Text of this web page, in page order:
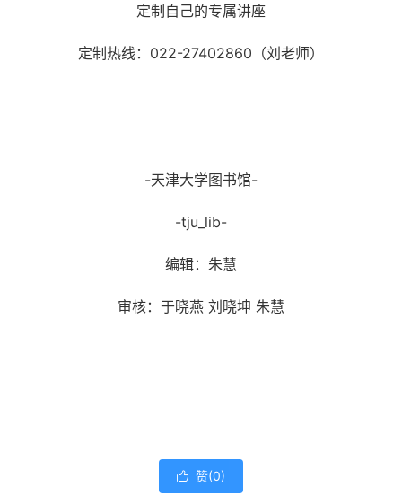
定制自己的专属讲座
定制热线：022-27402860（刘老师）
-天津大学图书馆-
-tju_lib-
编辑：朱慧
审核：于晓燕 刘晓坤 朱慧
 赞(0)